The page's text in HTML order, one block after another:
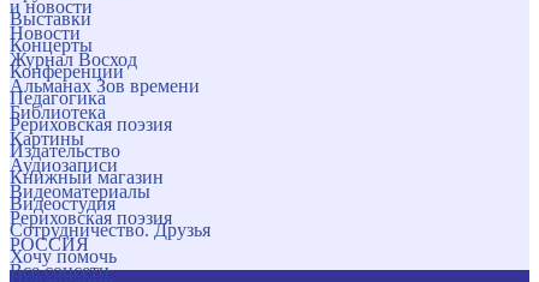
и новости
Новости
Журнал Восход
Альманах Зов времени
Библиотека
Картины
Аудиозаписи
Видеоматериалы
Рериховская поэзия
РОССИЯ
Все соцсети
Выставки
Концерты
Конференции
Педагогика
Рериховская поэзия
Издательство
Книжный магазин
Видеостудия
Сотрудничество. Друзья
Хочу помочь